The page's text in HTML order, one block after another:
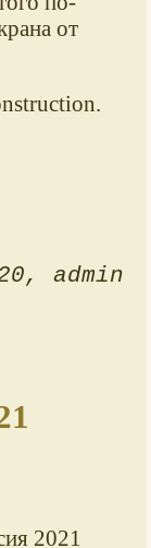
от
admin
2021